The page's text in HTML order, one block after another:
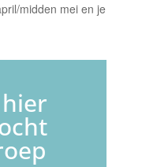
midden mei en je